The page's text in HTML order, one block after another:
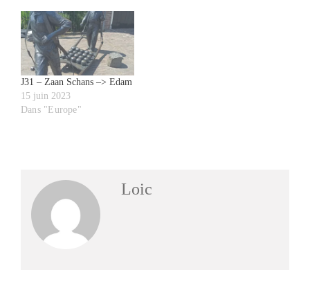
J31 – Zaan Schans –> Edam
15 juin 2023
Dans "Europe"
Loic